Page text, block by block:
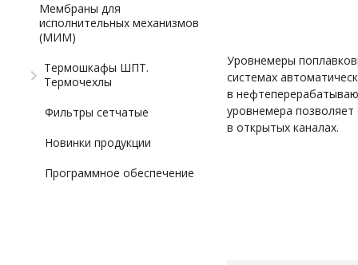
Мембраны для
исполнительных механизмов
(МИМ)
Термошкафы ШПТ.
Термочехлы
Фильтры сетчатые
Новинки продукции
Программное обеспечение
Уровнемеры
системах
в
уровнемера
в открытых каналах.